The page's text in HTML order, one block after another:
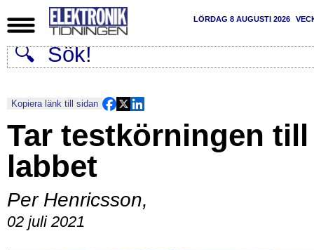
LÖRDAG 8 AUGUSTI 2026
Kopiera länk till sidan
Tar testkörningen till
labbet
Per Henricsson,
02 juli 2021